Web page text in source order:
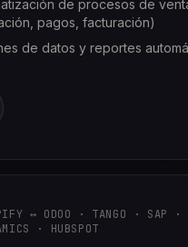
de procesos de
pagos, facturación)
de datos y reportes
↔ ODOO · TANGO · SAP ·
· HUBSPOT